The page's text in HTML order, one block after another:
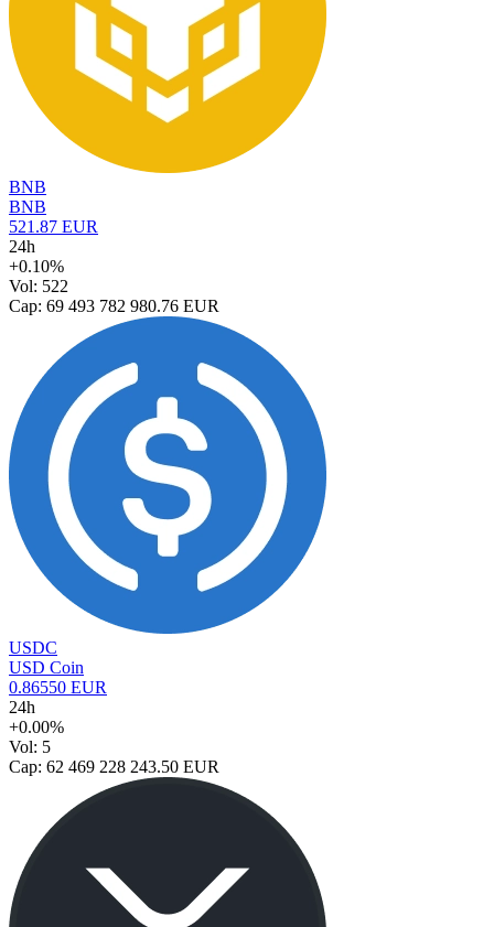
BNB
BNB
521.87 EUR
24h
+0.10%
Vol: 522
Cap: 69 493 782 980.76 EUR
USDC
USD Coin
0.86550 EUR
24h
+0.00%
Vol: 5
Cap: 62 469 228 243.50 EUR